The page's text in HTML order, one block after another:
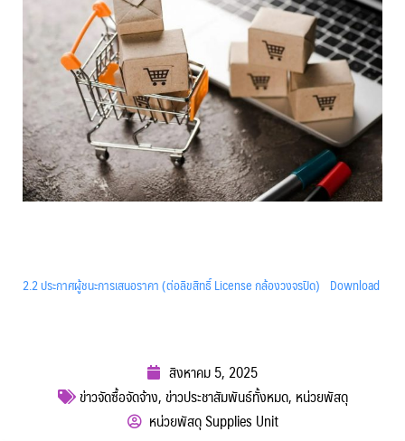
2.2 ประกาศผู้ชนะการเสนอราคา (ต่อลิขสิทธิ์ License กล้องวงจรปิด) Download
สิงหาคม 5, 2025
ข่าวจัดซื้อจัดจ้าง,ข่าวประชาสัมพันธ์ทั้งหมด, หน่วยพัสดุ
หน่วยพัสดุ Supplies Unit